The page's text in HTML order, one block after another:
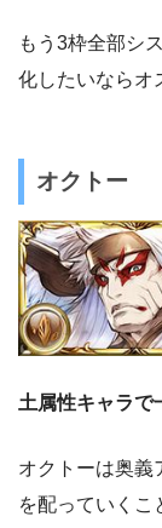
もう3枠全部シ
化したいならオ
オクトー
土属性キャラで
オクトーは奥義
を配っていくこ